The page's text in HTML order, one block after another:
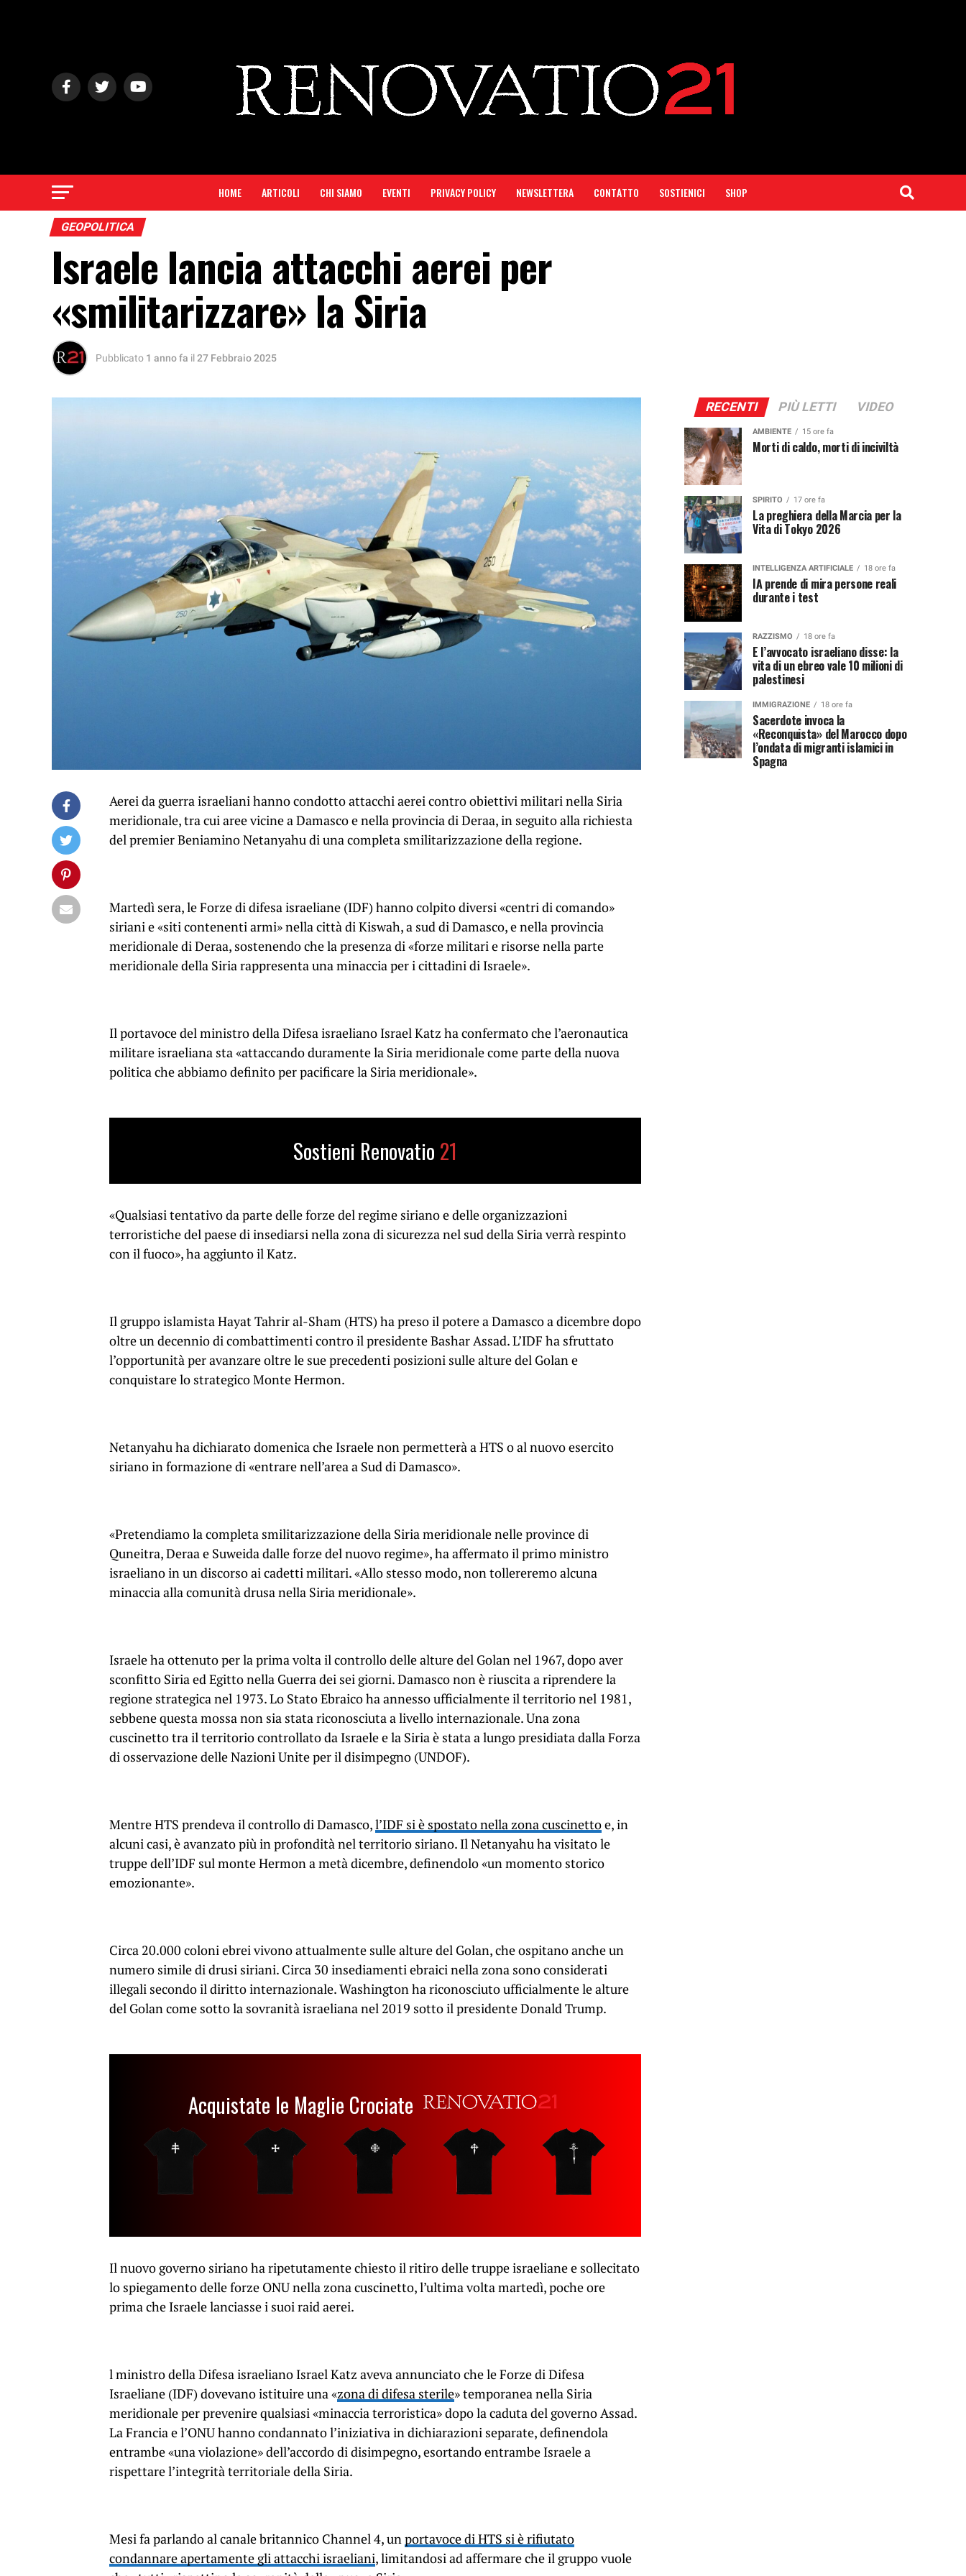
HOME ARTICOLI CHI SIAMO EVENTI PRIVACY POLICY NEWSLETTERA CONTATTO SOSTIENICI SHOP
GEOPOLITICA
Israele lancia attacchi aerei per
«smilitarizzare» la Siria
Pubblicato 1 anno fa il27 Febbraio 2025
Aerei da guerra israeliani hanno condotto attacchi aerei contro obiettivi militari nella Siria
meridionale, tra cui aree vicine a Damasco e nella provincia di Deraa, in seguito alla richiesta
del premier Beniamino Netanyahu di una completa smilitarizzazione della regione.
Martedì sera, le Forze di difesa israeliane (IDF) hanno colpito diversi «centri di comando»
siriani e «siti contenenti armi» nella città di Kiswah, a sud di Damasco, e nella provincia
meridionale di Deraa, sostenendo che la presenza di «forze militari e risorse nella parte
meridionale della Siria rappresenta una minaccia per i cittadini di Israele».
Il portavoce del ministro della Difesa israeliano Israel Katz ha confermato che l’aeronautica
militare israeliana sta «attaccando duramente la Siria meridionale come parte della nuova
politica che abbiamo definito per pacificare la Siria meridionale».
Sostieni Renovatio 21
«Qualsiasi tentativo da parte delle forze del regime siriano e delle organizzazioni
terroristiche del paese di insediarsi nella zona di sicurezza nel sud della Siria verrà respinto
con il fuoco», ha aggiunto il Katz.
Il gruppo islamista Hayat Tahrir al-Sham (HTS) ha preso il potere a Damasco a dicembre dopo
oltre un decennio di combattimenti contro il presidente Bashar Assad. L’IDF ha sfruttato
l’opportunità per avanzare oltre le sue precedenti posizioni sulle alture del Golan e
conquistare lo strategico Monte Hermon.
Netanyahu ha dichiarato domenica che Israele non permetterà a HTS o al nuovo esercito
siriano in formazione di «entrare nell’area a Sud di Damasco».
«Pretendiamo la completa smilitarizzazione della Siria meridionale nelle province di
Quneitra, Deraa e Suweida dalle forze del nuovo regime», ha affermato il primo ministro
israeliano in un discorso ai cadetti militari. «Allo stesso modo, non tollereremo alcuna
minaccia alla comunità drusa nella Siria meridionale».
Israele ha ottenuto per la prima volta il controllo delle alture del Golan nel 1967, dopo aver
sconfitto Siria ed Egitto nella Guerra dei sei giorni. Damasco non è riuscita a riprendere la
regione strategica nel 1973. Lo Stato Ebraico ha annesso ufficialmente il territorio nel 1981,
sebbene questa mossa non sia stata riconosciuta a livello internazionale. Una zona
cuscinetto tra il territorio controllato da Israele e la Siria è stata a lungo presidiata dalla Forza
di osservazione delle Nazioni Unite per il disimpegno (UNDOF).
Mentre HTS prendeva il controllo di Damasco,l’IDF si è spostato nella zona cuscinettoe, in
alcuni casi, è avanzato più in profondità nel territorio siriano. Il Netanyahu ha visitato le
truppe dell’IDF sul monte Hermon a metà dicembre, definendolo «un momento storico
emozionante».
Circa 20.000 coloni ebrei vivono attualmente sulle alture del Golan, che ospitano anche un
numero simile di drusi siriani. Circa 30 insediamenti ebraici nella zona sono considerati
illegali secondo il diritto internazionale. Washington ha riconosciuto ufficialmente le alture
del Golan come sotto la sovranità israeliana nel 2019 sotto il presidente Donald Trump.
Acquistate le Maglie Crociate
Il nuovo governo siriano ha ripetutamente chiesto il ritiro delle truppe israeliane e sollecitato
lo spiegamento delle forze ONU nella zona cuscinetto, l’ultima volta martedì, poche ore
prima che Israele lanciasse i suoi raid aerei.
l ministro della Difesa israeliano Israel Katz aveva annunciato che le Forze di Difesa
Israeliane (IDF) dovevano istituire una «zona di difesa sterile» temporanea nella Siria
meridionale per prevenire qualsiasi «minaccia terroristica» dopo la caduta del governo Assad.
La Francia e l’ONU hanno condannato l’iniziativa in dichiarazioni separate, definendola
entrambe «una violazione» dell’accordo di disimpegno, esortando entrambe Israele a
rispettare l’integrità territoriale della Siria.
Mesi fa parlando al canale britannico Channel 4, unportavoce di HTS si è rifiutato
condannare apertamente gli attacchi israeliani, limitandosi ad affermare che il gruppo vuole
RECENTI PIÙ LETTI VIDEO
AMBIENTE 15 ore fa
Morti di caldo, morti di inciviltà
SPIRITO 17 ore fa
La preghiera della Marcia per la
Vita di Tokyo 2026
INTELLIGENZA ARTIFICIALE 18 ore fa
IA prende di mira persone reali
durante i test
RAZZISMO 18 ore fa
E l’avvocato israeliano disse: la
vita di un ebreo vale 10 milioni di
palestinesi
IMMIGRAZIONE 18 ore fa
Sacerdote invoca la
«Reconquista» del Marocco dopo
l’ondata di migranti islamici in
Spagna